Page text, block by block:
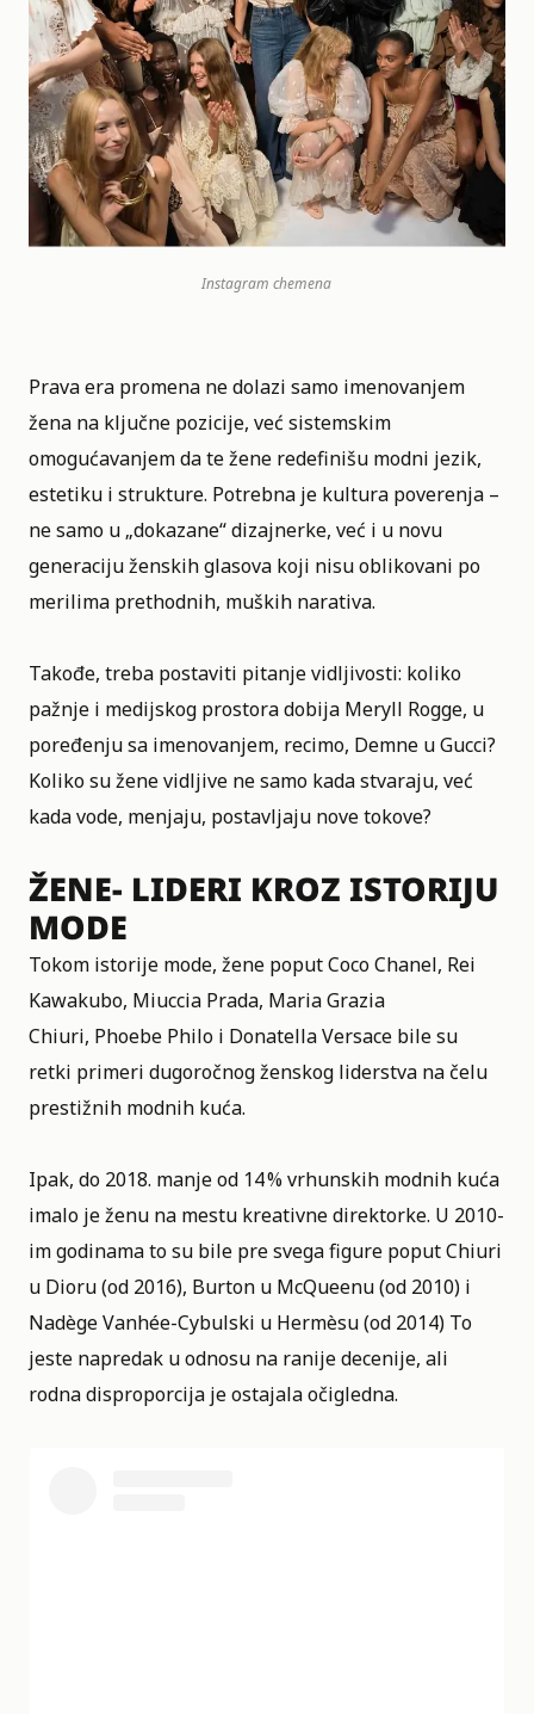
Instagramchemena
Prava era promena ne dolazi samo imenovanjem
žena na ključne pozicije, već sistemskim
omogućavanjem da te žene redefinišu modni jezik,
estetiku i strukture. Potrebna je kultura poverenja –
ne samo u „dokazane“ dizajnerke, već i u novu
generaciju ženskih glasova koji nisu oblikovani po
merilima prethodnih, muških narativa.
Takođe, treba postaviti pitanje vidljivosti: koliko
pažnje i medijskog prostora dobija Meryll Rogge, u
poređenju sa imenovanjem, recimo, Demne u Gucci?
Koliko su žene vidljive ne samo kada stvaraju, već
kada vode, menjaju, postavljaju nove tokove?
ŽENE- LIDERI KROZ ISTORIJU
MODE
Tokom istorije mode, žene poput Coco Chanel, Rei
Kawakubo, Miuccia Prada, Maria Grazia
Chiuri, Phoebe Philo i Donatella Versace bile su
retki primeri dugoročnog ženskog liderstva na čelu
prestižnih modnih kuća.
Ipak, do 2018. manje od 14 % vrhunskih modnih kuća
imalo je ženu na mestu kreativne direktorke. U 2010-
im godinama to su bile pre svega figure poput Chiuri
u Dioru (od 2016), Burton u McQueenu (od 2010) i
Nadège Vanhée-Cybulski u Hermèsu (od 2014) To
jeste napredak u odnosu na ranije decenije, ali
rodna disproporcija je ostajala očigledna.